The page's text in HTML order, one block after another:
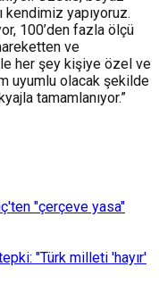
kendimiz yapıyoruz.
100’den fazla ölçü
ve
her şey kişiye özel ve
uyumlu olacak şekilde
tamamlanıyor.”
"çerçeve yasa"
"Türk milleti 'hayır'